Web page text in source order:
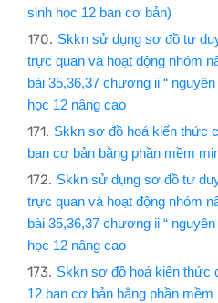
sinh học 12 ban cơ bản)
Skkn sử dụng sơ đồ tư
trực quan và hoạt động nhóm
bài 35,36,37 chương ii “
học 12 nâng cao
Skkn sơ đồ hoá kiến thức
ban cơ bản bằng phần mềm
Skkn sử dụng sơ đồ tư
trực quan và hoạt động nhóm
bài 35,36,37 chương ii “
học 12 nâng cao
Skkn sơ đồ hoá kiến thức
12 ban cơ bản bằng phần